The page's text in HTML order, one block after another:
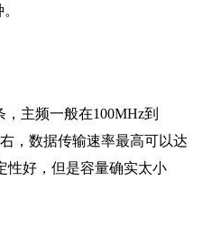
主频一般在100MHz到
，数据传输速率最高可以达
性好，但是容量确实太小